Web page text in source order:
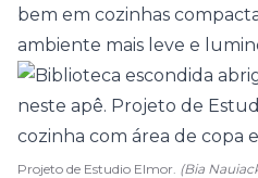
bem em cozinhas
ambiente mais leve e
Projeto de Estudio Elmor. (Bia